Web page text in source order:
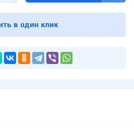
в один клик